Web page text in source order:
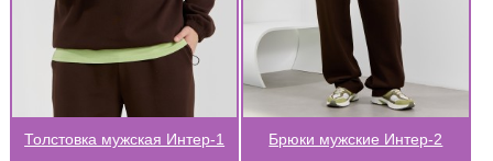
Толстовка мужская Интер-1 Брюки мужские Интер-2